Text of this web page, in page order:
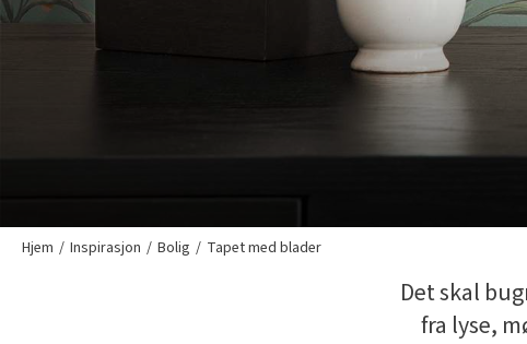
Hjem Inspirasjon Bolig Tapet med blader
Det skal
fra lyse,